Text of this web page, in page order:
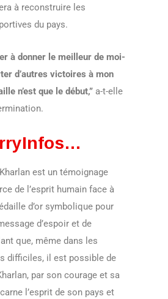
à reconstruire les
du pays.
à donner le meilleur de moi-
d’autres victoires à mon
n’est que le début,” a-t-elle
est un témoignage
de l’esprit humain face à
d’or symbolique pour
d’espoir et de
que, même dans les
difficiles, il est possible de
par son courage et sa
l’esprit de son pays et